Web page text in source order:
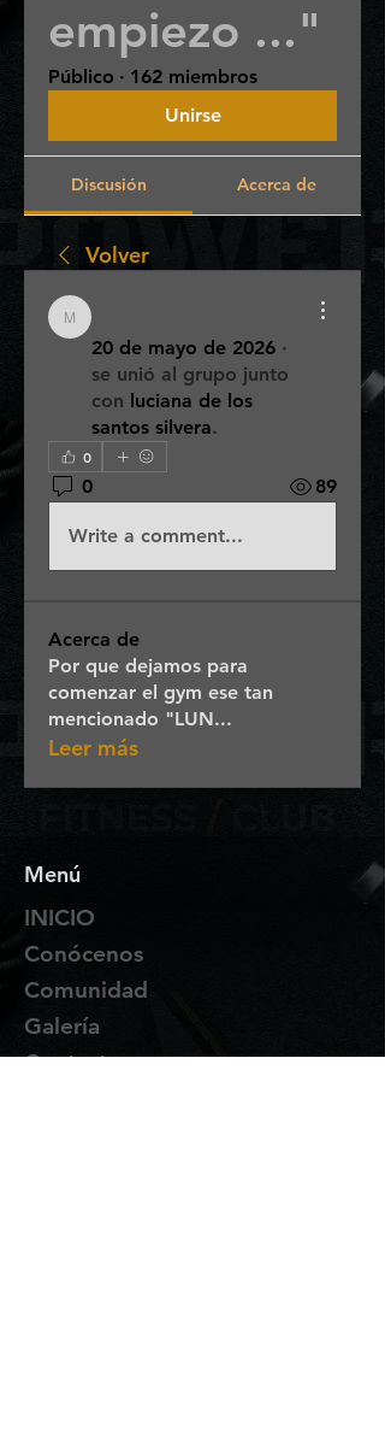
empiezo ..."
Público · 162 miembros
Unirse
Discusión Acerca de
Volver
matiezequiel20
20 de mayo de 2026 ·
se unió al grupo junto
con luciana de los
santos silvera.
0
0 89
Write a comment...
Acerca de
Por que dejamos para
comenzar el gym ese tan
mencionado "LUN...
Leer más
Menú
INICIO
Conócenos
Comunidad
Galería
Contacto